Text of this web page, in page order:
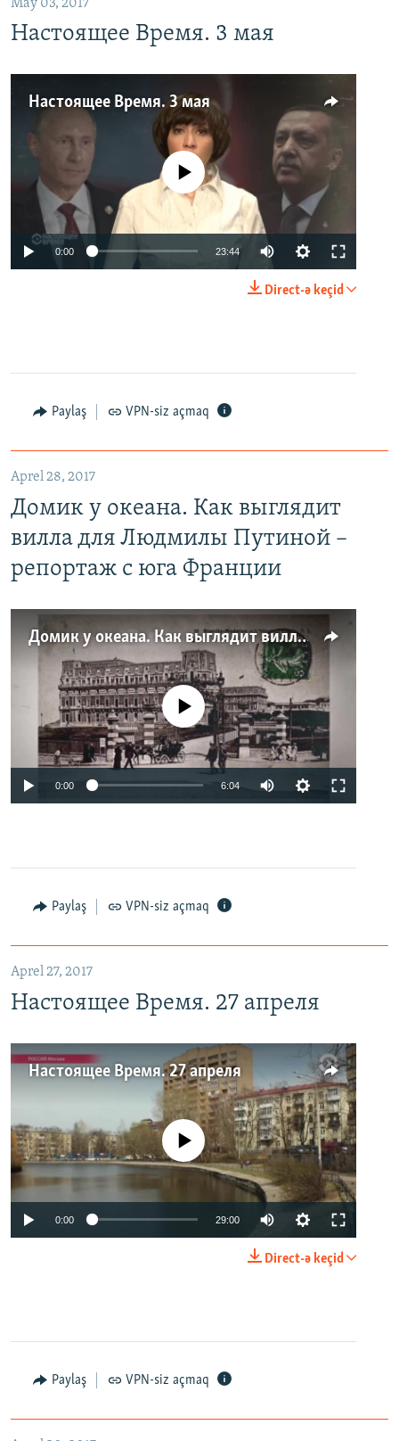
May 03, 2017
Настоящее Время. 3 мая
Настоящее Время. 3 мая
No media source currently available
0:00 23:44
Direct-ə keçid
Paylaş VPN-siz açmaq
Aprel 28, 2017
Домик у океана. Как выглядит
вилла для Людмилы Путиной –
репортаж с юга Франции
Домик у океана. Как выглядит вилла для Людмилы Путиной – репортаж с юга Франции
No media source currently available
0:00 6:04
Paylaş VPN-siz açmaq
Aprel 27, 2017
Настоящее Время. 27 апреля
Настоящее Время. 27 апреля
No media source currently available
0:00 29:00
Direct-ə keçid
Paylaş VPN-siz açmaq